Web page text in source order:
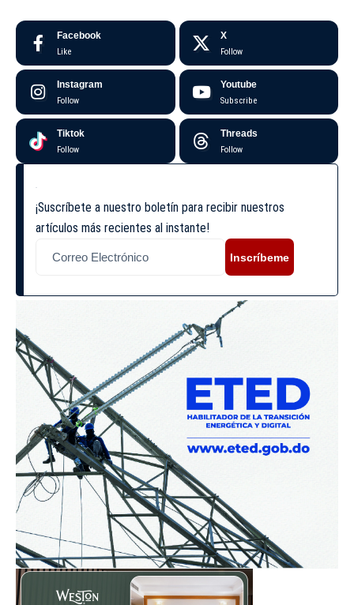
Facebook
Like
X
Follow
Instagram
Follow
Youtube
Subscribe
Tiktok
Follow
Threads
Follow
¡Suscríbete a nuestro boletín para recibir nuestros
artículos más recientes al instante!
Inscríbeme